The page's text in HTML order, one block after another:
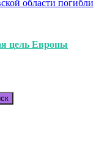
области погибли
цель Европы